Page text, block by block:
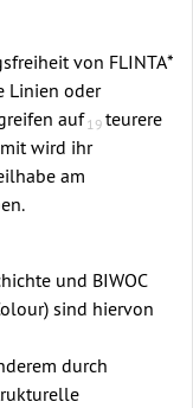
von FLINTA*
Linien oder
auf
teurere
wird ihr
am
und BIWOC
sind hiervon
durch